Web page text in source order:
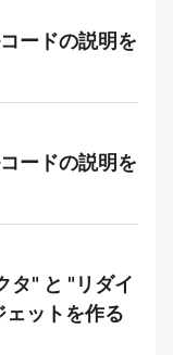
ードの説明を
ードの説明を
タ" と "リダイ
ェットを作る